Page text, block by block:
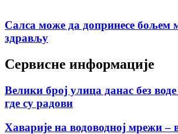
Салса може да допринесе бољем
здрављу
Сервисне информације
Велики број улица данас без воде
где су радови
Хаварије на водоводној мрежи –